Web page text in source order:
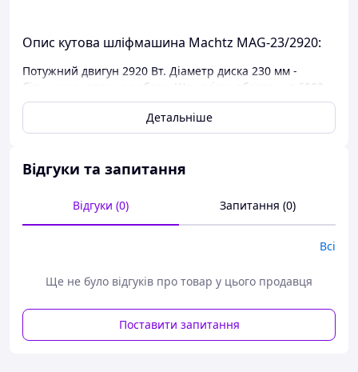
Опис кутова шліфмашина Machtz MAG-23/2920:
Потужний двигун 2920 Вт. Діаметр диска 230 мм -
більше маневрена робота. Швидкість обертання 6000
об/хв дозволить впоратися з більшістю завдань:
різання і зачистки металевих поверхонь, кутів, кромок,
зварних швів, балок, швелерів, арматури. Ви зможете
типів. Однофазний колекторний електродвигун УШМ
надійно захищений від будівельного пилу і
межвіткового замикання за допомогою багатошарової
заливки обмоток якоря і статора термостійким лаком.
Міцний корпус з якісного ABS пластику зі спеціальним
Модернізована система охолодження ефективно
продовжуючи термін роботи
Особливості болгарки Machtz MAG-23/2920:
Детальніше
Відгуки та запитання
Відгуки (0) Запитання (0)
Всі
Ще не було відгуків про товар у цього продавця
Поставити запитання